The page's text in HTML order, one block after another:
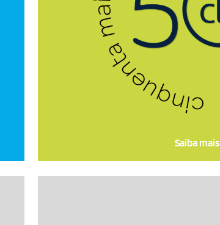
Saiba
No Programa Callink 50+, quem
no mercado de trabalho recebe
vagas de
Se você tem 50 anos ou mais
oportunidade no mercado de
whatsapp (34)